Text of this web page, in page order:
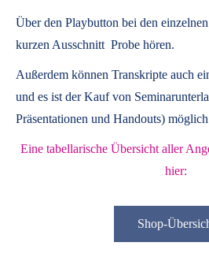
Über den Playbutton bei den
kurzen Ausschnitt Probe hören.
Außerdem können Transkripte auch
und es ist der Kauf von
Präsentationen und Handouts)
Eine tabellarische Übersicht aller
hier:
Shop-